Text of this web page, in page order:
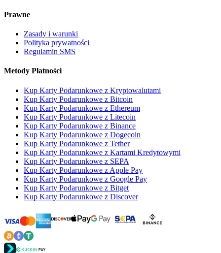
Prawne
Zasady i warunki
Polityka prywatności
Regulamin SMS
Metody Płatności
Kup Karty Podarunkowe z Kryptowalutami
Kup Karty Podarunkowe z Bitcoin
Kup Karty Podarunkowe z Ethereum
Kup Karty Podarunkowe z Litecoin
Kup Karty Podarunkowe z Binance
Kup Karty Podarunkowe z Dogecoin
Kup Karty Podarunkowe z Tether
Kup Karty Podarunkowe z Kartami Kredytowymi
Kup Karty Podarunkowe z SEPA
Kup Karty Podarunkowe z Apple Pay
Kup Karty Podarunkowe z Google Pay
Kup Karty Podarunkowe z Bitget
Kup Karty Podarunkowe z Discover